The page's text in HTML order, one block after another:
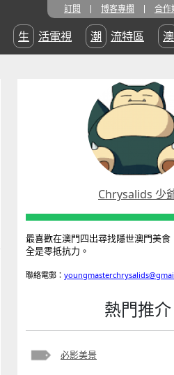
訂閱 博客專欄 合作
生活電視 潮流特區
Chrysalids 少
最喜歡在澳門四出尋找隱世澳門美
全是零抵抗力。
聯絡電郵：
熱門推介
必影美景